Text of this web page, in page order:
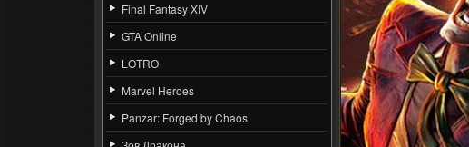
Final Fantasy XIV
GTA Online
LOTRO
Marvel Heroes
Panzar: Forged by Chaos